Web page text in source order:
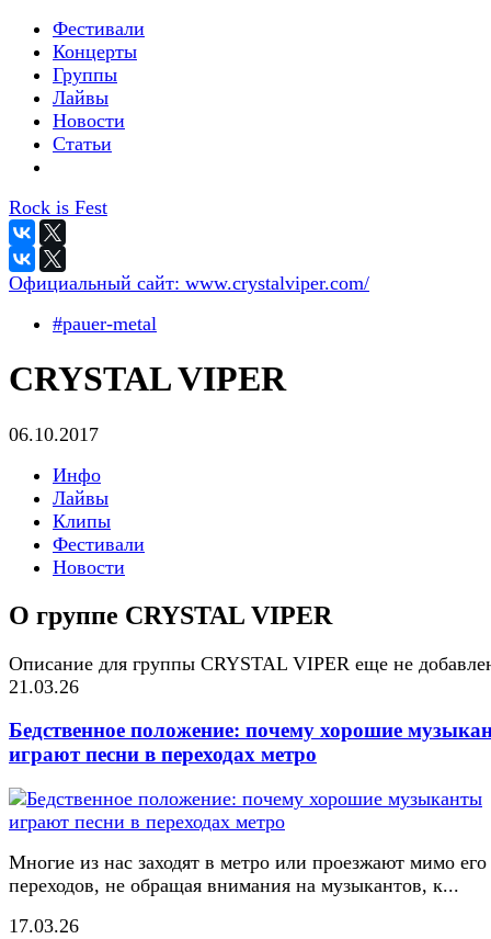
Фестивали
Концерты
Группы
Лайвы
Новости
Статьи
Rock is Fest
Официальный сайт: www.crystalviper.com/
#pauer-metal
CRYSTAL VIPER
06.10.2017
Инфо
Лайвы
Клипы
Фестивали
Новости
О группе CRYSTAL VIPER
Описание для группы CRYSTAL VIPER еще не
21.03.26
Бедственное положение: почему хорошие
играют песни в переходах метро
Многие из нас заходят в метро или проезжают мимо его
переходов, не обращая внимания на музыкантов, к...
17.03.26